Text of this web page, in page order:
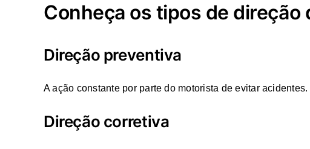
Conheça os tipos de direção
Direção preventiva
A ação constante por parte do motorista de evitar acidentes.
Direção corretiva